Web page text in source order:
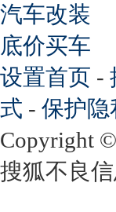
汽车改装
底价买车
设置首页 -
式 - 保护隐
Copyright ©
搜狐不良信